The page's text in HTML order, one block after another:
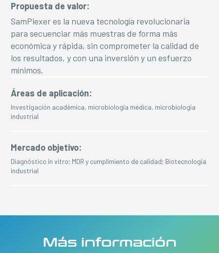
Propuesta de valor:
SamPlexer es la nueva tecnología revolucionaria
para secuenciar más muestras de forma más
económica y rápida, sin comprometer la calidad de
los resultados, y con una inversión y un esfuerzo
mínimos.
Áreas de aplicación:
Investigación académica, microbiología médica, microbiología
industrial
Mercado objetivo:
Diagnóstico in vitro; MDR y cumplimiento de calidad; Biotecnología
industrial
Más información